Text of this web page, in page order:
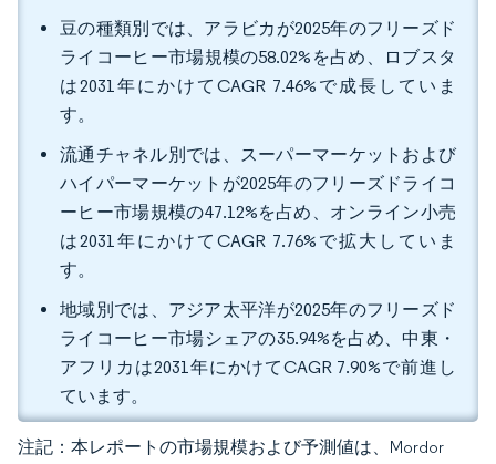
豆の種類別では、アラビカが2025年のフリーズド
ライコーヒー市場規模の58.02%を占め、ロブスタ
は2031年にかけてCAGR 7.46%で成長していま
す。
流通チャネル別では、スーパーマーケットおよび
ハイパーマーケットが2025年のフリーズドライコ
ーヒー市場規模の47.12%を占め、オンライン小売
は2031年にかけてCAGR 7.76%で拡大していま
す。
地域別では、アジア太平洋が2025年のフリーズド
ライコーヒー市場シェアの35.94%を占め、中東・
アフリカは2031年にかけてCAGR 7.90%で前進し
ています。
注記：本レポートの市場規模および予測値は、Mordor